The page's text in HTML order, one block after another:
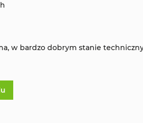
w bardzo dobrym stanie